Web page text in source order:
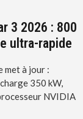
3 2026 : 800
ultra-rapide
met à jour :
350 kW,
NVIDIA